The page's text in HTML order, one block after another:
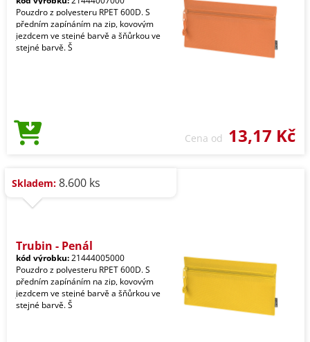
Pouzdro z polyesteru RPET 600D. S
předním zapínáním na zip, kovovým
jezdcem ve stejné barvě a šňůrkou ve
stejné barvě. Š
Cena od 13,17 Kč
Skladem: 8.600 ks
Trubin - Penál
kód výrobku:21444005000
Pouzdro z polyesteru RPET 600D. S
předním zapínáním na zip, kovovým
jezdcem ve stejné barvě a šňůrkou ve
stejné barvě. Š